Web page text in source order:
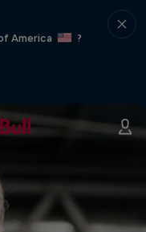
America
?